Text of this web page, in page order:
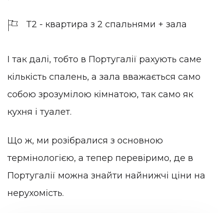
Т2 - квартира з 2 спальнями + зала
І так далі, тобто в Португалії рахують саме
кількість спалень, а зала вважається само
собою зрозумілою кімнатою, так само як
кухня і туалет.
Що ж, ми розібралися з основною
термінологією, а тепер перевіримо, де в
Португалії можна знайти найнижчі ціни на
нерухомість.